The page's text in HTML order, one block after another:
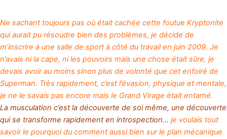
Ne sachant toujours pas où était cachée cette foutue Kryptonite
qui aurait pu résoudre bien des problèmes, je décide de
m’inscrire à une salle de sport à côté du travail en juin 2009. Je
n’avais ni la cape, ni les pouvoirs mais une chose était sûre, je
devais avoir au moins sinon plus de volonté que cet enfoiré de
Superman. Très rapidement, c’est l’évasion, physique et mentale,
je ne le savais pas encore mais le Grand Virage était entamé.
La musculation c’est la découverte de soi même, une découverte
qui se transforme rapidement en introspection… je voulais tout
savoir le pourquoi du comment aussi bien sur le plan mécanique